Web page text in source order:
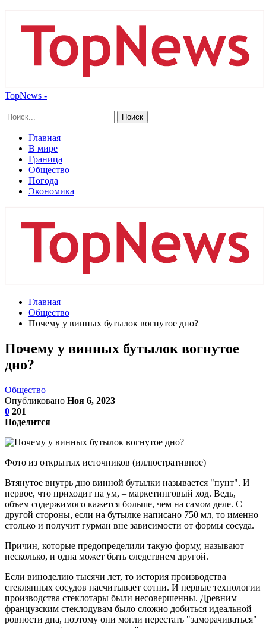
TopNews -
Главная
В мире
Граница
Общество
Погода
Экономика
Главная
Общество
Почему у винных бутылок вогнутое дно?
Почему у винных бутылок вогнутое
дно?
Общество
Опубликовано Ноя 6, 2023
0 201
Поделится
Фото из открытых источников (иллюстративное)
Втянутое внутрь дно винной бутылки называется "пунт". И
первое, что приходит на ум, – маркетинговый ход. Ведь,
объем содержимого кажется больше, чем на самом деле. С
другой стороны, если на бутылке написано 750 мл, то именно
столько и получит гурман вне зависимости от формы сосуда.
Причин, которые предопределили такую форму, называют
несколько, и одна может быть следствием другой.
Если виноделию тысячи лет, то история производства
стеклянных сосудов насчитывает сотни. И первые технологии
производства стеклотары были несовершенны. Древним
французским стеклодувам было сложно добиться идеальной
ровности дна, поэтому они могли перестать "заморачиваться"